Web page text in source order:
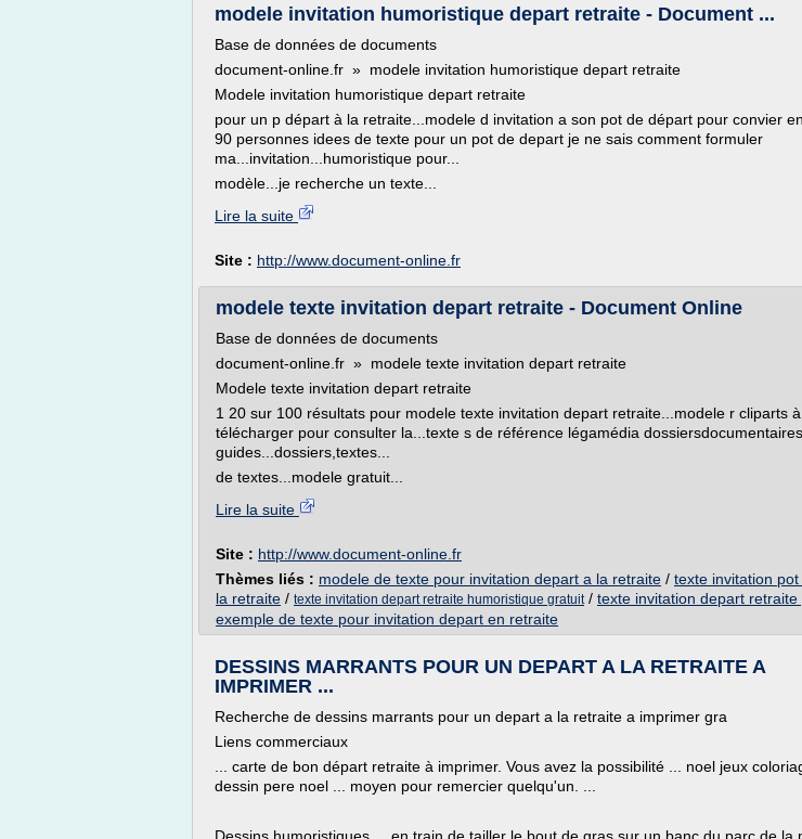
modele invitation humoristique depart retraite - Document ...
Base de données de documents
document-online.fr » modele invitation humoristique depart retraite
Modele invitation humoristique depart retraite
pour un p départ à la retraite...modele d invitation a son pot de départ pour convier
90 personnes idees de texte pour un pot de depart je ne sais comment formuler
ma...invitation...humoristique pour...
modèle...je recherche un texte...
Lire la suite
Site : http://www.document-online.fr
modele texte invitation depart retraite - Document Online
Base de données de documents
document-online.fr » modele texte invitation depart retraite
Modele texte invitation depart retraite
1 20 sur 100 résultats pour modele texte invitation depart retraite...modele r cliparts à
télécharger pour consulter la...texte s de référence légamédia dossiersdocumentaires
guides...dossiers,textes...
de textes...modele gratuit...
Lire la suite
Site : http://www.document-online.fr
Thèmes liés : modele de texte pour invitation depart a la retraite / texte invitation
la retraite / texte invitation depart retraite humoristique gratuit/ texte invitation depart retraite
exemple de texte pour invitation depart en retraite
DESSINS MARRANTS POUR UN DEPART A LA RETRAITE A
IMPRIMER ...
Recherche de dessins marrants pour un depart a la retraite a imprimer gra
Liens commerciaux
... carte de bon départ retraite à imprimer. Vous avez la possibilité ... noel jeux
dessin pere noel ... moyen pour remercier quelqu'un. ...